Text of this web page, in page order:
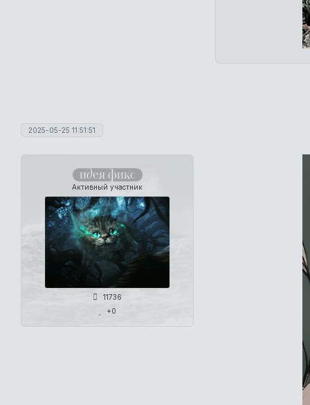
2025-05-25 11:51:51
идея фикс
Активный участник
11736
+0